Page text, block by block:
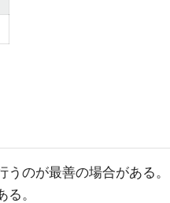
のが最善の場合がある。
。